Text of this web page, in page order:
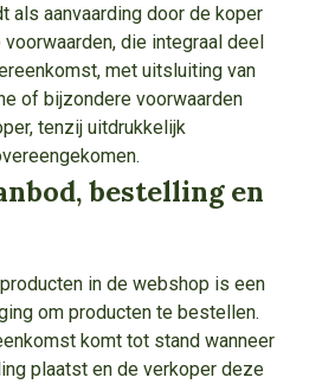
als aanvaarding door de koper
die integraal deel
met uitsluiting van
of bijzondere voorwaarden
tenzij uitdrukkelijk
bestelling en
in de webshop is een
om producten te bestellen.
komt tot stand wanneer
plaatst en de verkoper deze